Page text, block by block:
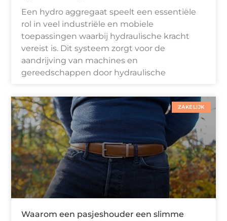
Een hydro aggregaat speelt een essentiële
rol in veel industriële en mobiele
toepassingen waarbij hydraulische kracht
vereist is. Dit systeem zorgt voor de
aandrijving van machines en
gereedschappen door hydraulische
ZAKELIJK
Waarom een pasjeshouder een slimme